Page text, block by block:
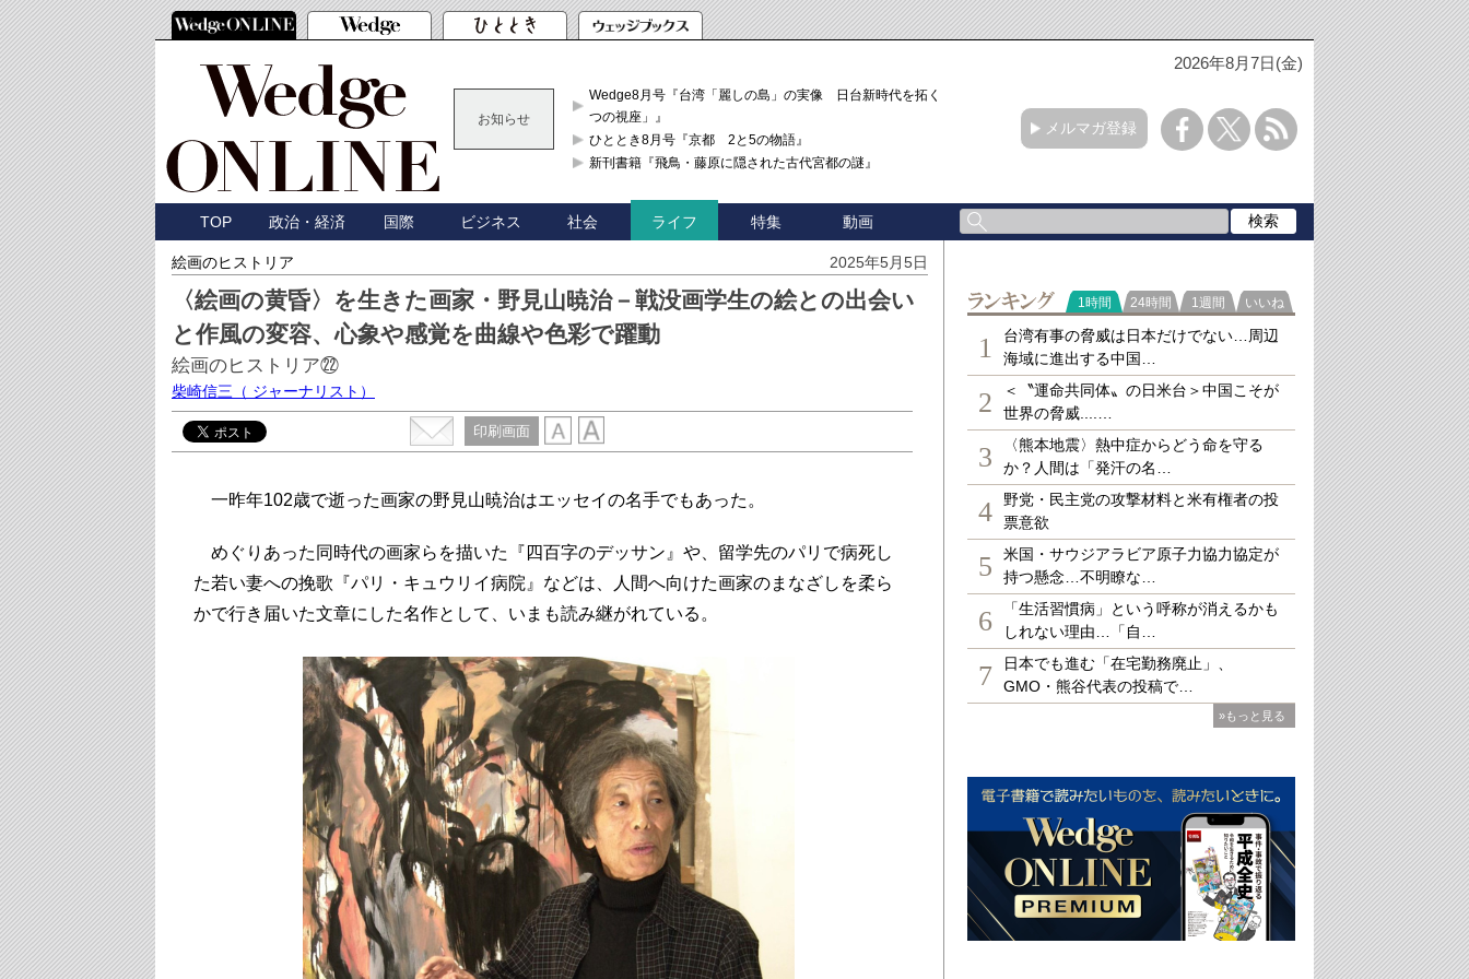
2026年8月7日(金)
お知らせ
Wedge8月号『台湾「麗しの島」の実像 日台新時代を拓く「3
つの視座」』
ひととき8月号『京都 2と5の物語』
新刊書籍『飛鳥・藤原に隠された古代宮都の謎』
メルマガ登録
TOP 政治・経済 国際 ビジネス 社会 ライフ 特集 動画
絵画のヒストリア 2025年5月5日
〈絵画の黄昏〉を生きた画家・野見山暁治－戦没画学生の絵との出会い
と作風の変容、心象や感覚を曲線や色彩で躍動
絵画のヒストリア㉒
柴崎信三 （ ジャーナリスト）
印刷画面
一昨年102歳で逝った画家の野見山暁治はエッセイの名手でもあった。
めぐりあった同時代の画家らを描いた『四百字のデッサン』や、留学先のパリで病死し
た若い妻への挽歌『パリ・キュウリイ病院』などは、人間へ向けた画家のまなざしを柔ら
かで行き届いた文章にした名作として、いまも読み継がれている。
ランキング
1時間 24時間 1週間 いいね
1
台湾有事の脅威は日本だけでない…周辺
海域に進出する中国…
2
＜〝運命共同体〟の日米台＞中国こそが
世界の脅威....…
3
〈熊本地震〉熱中症からどう命を守る
か？人間は「発汗の名…
4
野党・民主党の攻撃材料と米有権者の投
票意欲
5
米国・サウジアラビア原子力協力協定が
持つ懸念…不明瞭な…
6
「生活習慣病」という呼称が消えるかも
しれない理由…「自…
7
日本でも進む「在宅勤務廃止」、
GMO・熊谷代表の投稿で…
»もっと見る